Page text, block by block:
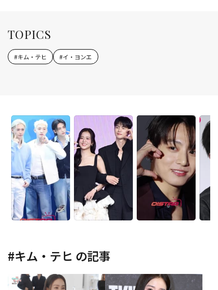
TOPICS
#キム・テヒ #イ・ヨンエ
#キム・テヒ の記事